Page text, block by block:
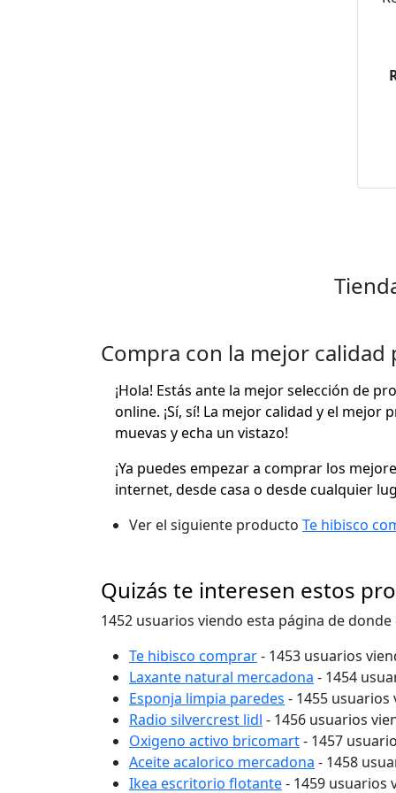
Compra con la mejor calidad
¡Hola! Estás ante la mejor selección de
online. ¡Sí, sí! La mejor calidad y el mejor
muevas y echa un vistazo!
¡Ya puedes empezar a comprar los
internet, desde casa o desde cualquier
Ver el siguiente producto Te hibisco
Quizás te interesen estos
1452 usuarios viendo esta página de
Te hibisco comprar- 1453 usuarios
Laxante natural mercadona - 1454
Esponja limpia paredes - 1455
Radio silvercrest lidl - 1456 usuarios
Oxigeno activo bricomart- 1457
Aceite acalorico mercadona - 1458
Ikea escritorio flotante- 1459 usuarios